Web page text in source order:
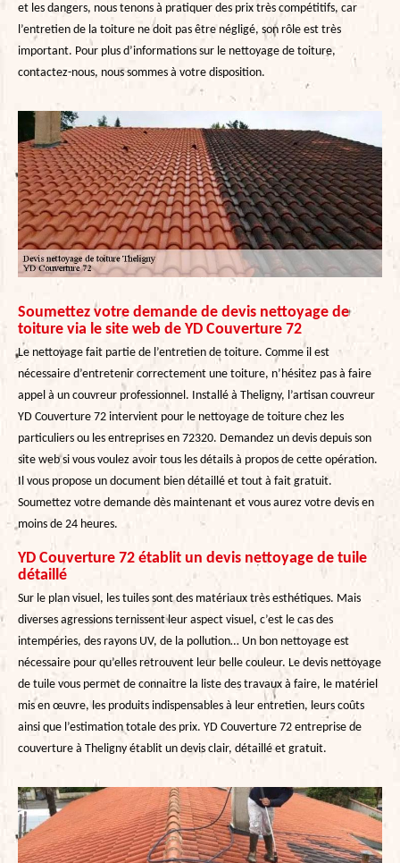
et les dangers, nous tenons à pratiquer des prix très compétitifs, car
l’entretien de la toiture ne doit pas être négligé, son rôle est très
important. Pour plus d’informations sur le nettoyage de toiture,
contactez-nous, nous sommes à votre disposition.
Soumettez votre demande de devis nettoyage de
toiture via le site web de YD Couverture 72
Le nettoyage fait partie de l’entretien de toiture. Comme il est
nécessaire d’entretenir correctement une toiture, n’hésitez pas à faire
appel à un couvreur professionnel. Installé à Theligny, l’artisan couvreur
YD Couverture 72 intervient pour le nettoyage de toiture chez les
particuliers ou les entreprises en 72320. Demandez un devis depuis son
site web si vous voulez avoir tous les détails à propos de cette opération.
Il vous propose un document bien détaillé et tout à fait gratuit.
Soumettez votre demande dès maintenant et vous aurez votre devis en
moins de 24 heures.
YD Couverture 72 établit un devis nettoyage de tuile
détaillé
Sur le plan visuel, les tuiles sont des matériaux très esthétiques. Mais
diverses agressions ternissent leur aspect visuel, c’est le cas des
intempéries, des rayons UV, de la pollution… Un bon nettoyage est
nécessaire pour qu’elles retrouvent leur belle couleur. Le devis nettoyage
de tuile vous permet de connaitre la liste des travaux à faire, le matériel
mis en œuvre, les produits indispensables à leur entretien, leurs coûts
ainsi que l’estimation totale des prix. YD Couverture 72 entreprise de
couverture à Theligny établit un devis clair, détaillé et gratuit.